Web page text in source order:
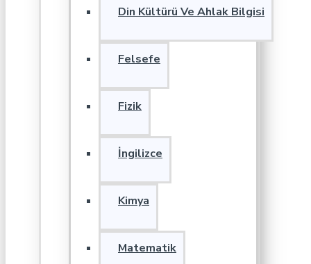
Din Kültürü Ve Ahlak Bilgisi
Felsefe
Fizik
İngilizce
Kimya
Matematik